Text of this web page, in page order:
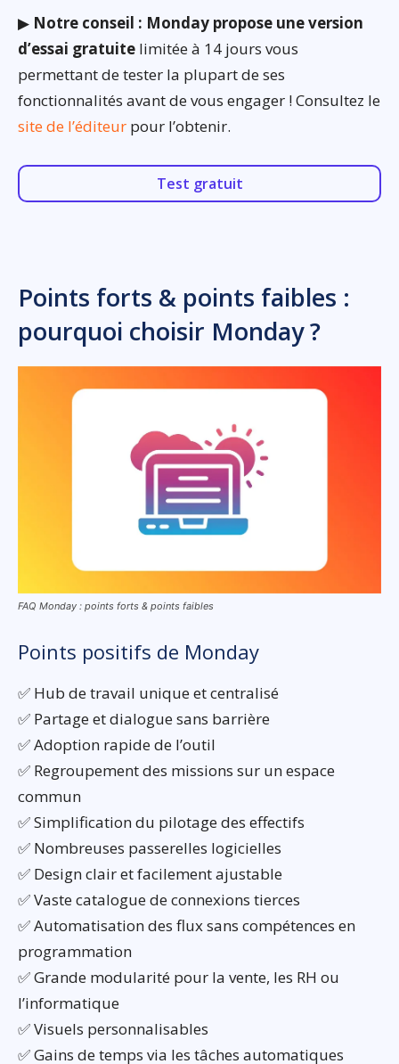
▶ Notre conseil : Monday propose une version
d’essai gratuite limitée à 14 jours vous
permettant de tester la plupart de ses
fonctionnalités avant de vous engager ! Consultez le
site de l’éditeur pour l’obtenir.
Test gratuit
Points forts & points faibles :
pourquoi choisir Monday ?
FAQ Monday : points forts & points faibles
Points positifs de Monday
✅ Hub de travail unique et centralisé
✅ Partage et dialogue sans barrière
✅ Adoption rapide de l’outil
✅ Regroupement des missions sur un espace
commun
✅ Simplification du pilotage des effectifs
✅ Nombreuses passerelles logicielles
✅ Design clair et facilement ajustable
✅ Vaste catalogue de connexions tierces
✅ Automatisation des flux sans compétences en
programmation
✅ Grande modularité pour la vente, les RH ou
l’informatique
✅ Visuels personnalisables
✅ Gains de temps via les tâches automatiques